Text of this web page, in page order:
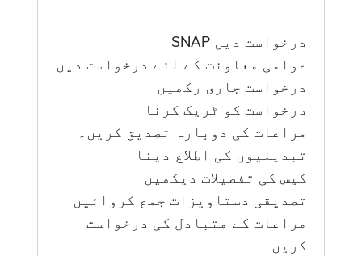
درخواست دیں SNAP
عوامی معاونت کے لئے درخواست دیں
درخواست جاری رکھیں
درخواست کو ٹریک کرنا
مراعات کی دوبارہ تصدیق کریں۔
تبدیلیوں کی اطلاع دینا
کیس کی تفصیلات دیکھیں
تصدیقی دستاویزات جمع کروائیں
مراعات کے متبادل کی درخواست
کریں